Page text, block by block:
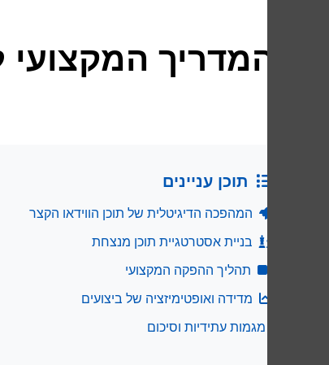
המדריך המקצועי
תוכן עניינים
המהפכה הדיגיטלית של תוכן הווידאו הקצר
בניית אסטרטגיית תוכן מנצחת
תהליך ההפקה המקצועי
מדידה ואופטימיזציה של ביצועים
מגמות עתידיות וסיכום